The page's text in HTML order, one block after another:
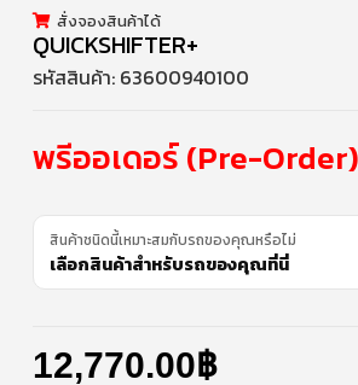
สั่งจองสินค้าได้
QUICKSHIFTER+
รหัสสินค้า: 63600940100
พรีออเดอร์ (Pre-Order)
สินค้าชนิดนี้เหมาะสมกับรถของคุณหรือไม่
เลือกสินค้าสำหรับรถของคุณที่นี่
12,770.00฿